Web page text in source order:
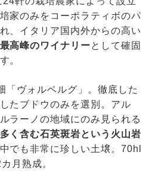
家のみをコーポラティボのパ
、イタリア国内外からの高い
高峰のワイナリーとして確固
。
「ヴォルベルグ」。徹底した
たブドウのみを選別。アル
ラーノの地域にのみ見られる
く含む石英斑岩という火山岩
でも非常に珍しい土壌。70hl
月熟成。